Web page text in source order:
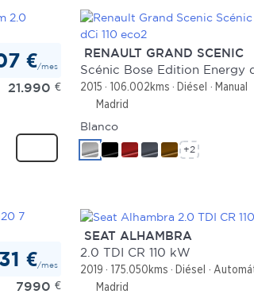
€/mes
21.990 €
RENAULT GRAND SCENIC
2015 106.002kms Diésel
Manual
Madrid
Blanco
+2
€/mes
7990 €
SEAT ALHAMBRA
2.0 TDI CR 110 kW
2019 175.050kms Diésel
Madrid